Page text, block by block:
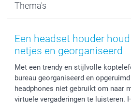
Kaarten
Bestelproces
Herroepingsrecht
Privacy
Reviews
Prijslijst
Investor Relations
Tevredenheidsgarantie
Mijn orderstatus
smartbonus
service@smartphoto.nl
Affiliate partnerprogramma
Partnerships
Thema's
Baby
Moederdag
Huwelijk
Een headset houder
netjes en georganiseerd
Met een trendy en stijlvolle
bureau georganiseerd en
headphones niet gebruikt om naar
virtuele vergaderingen te luisteren.